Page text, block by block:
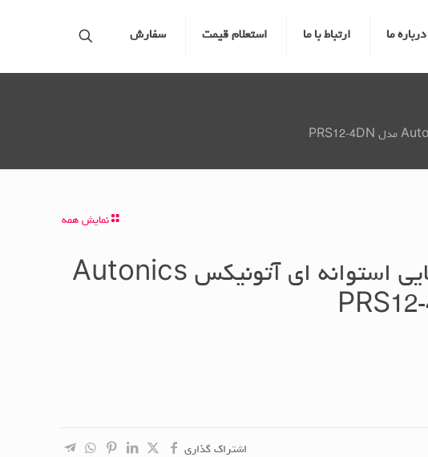
درباره ما ارتباط با ما استعلام قیمت سفارش
نمایش همه
سنسور القایی استوانه ای آتونیکس Autonics
اشتراک گذاری